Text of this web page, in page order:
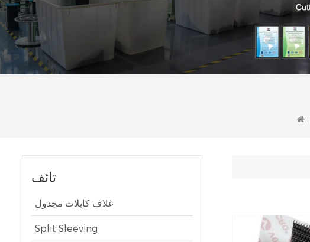
تائف
غلاف كابلات مجدول
Split Sleeving